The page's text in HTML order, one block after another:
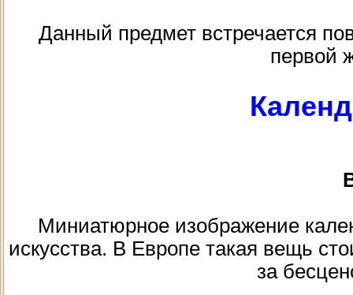
Данный предмет встречается
первой
Миниатюрное изображение
искусства. В Европе такая вещь
за